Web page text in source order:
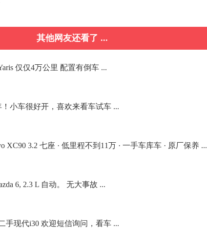
其他网友还看了 ...
仅仅4万公里 配置有倒车 ...
！小车很好开，喜欢来看车试车 ...
XC90 3.2 七座 · 低里程不到11万 · 一手车库车 · 原厂保养 ...
6, 2.3 L 自动。 无大事故 ...
手现代i30 欢迎短信询问，看车 ...